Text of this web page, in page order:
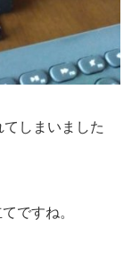
しまいました
ですね。